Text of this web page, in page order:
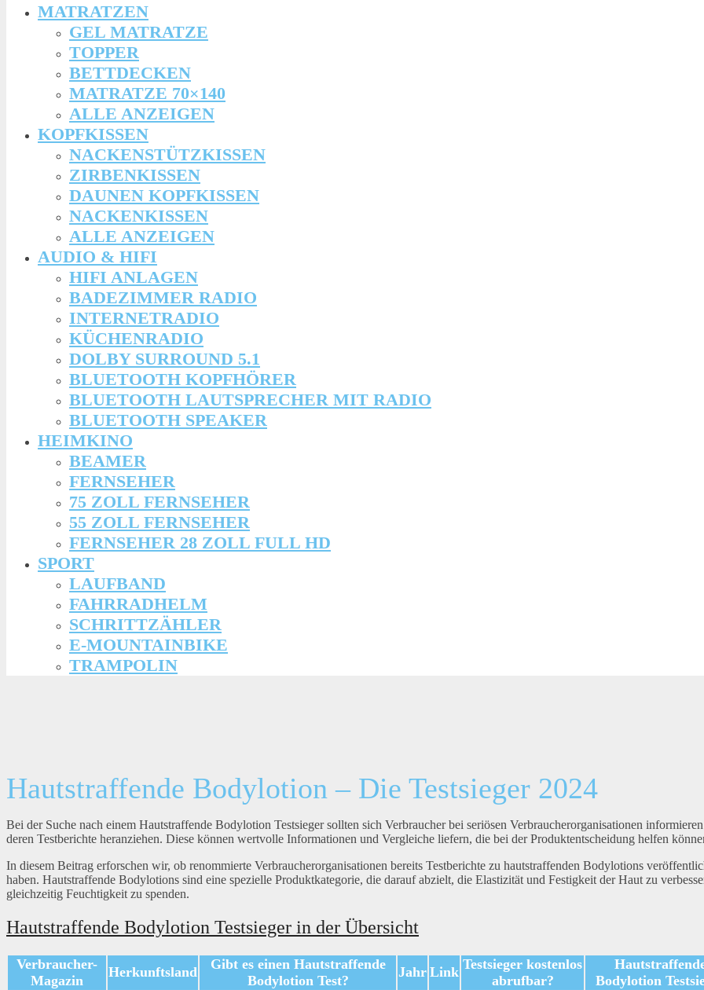
MATRATZEN
GEL MATRATZE
TOPPER
BETTDECKEN
MATRATZE 70×140
ALLE ANZEIGEN
KOPFKISSEN
NACKENSTÜTZKISSEN
ZIRBENKISSEN
DAUNEN KOPFKISSEN
NACKENKISSEN
ALLE ANZEIGEN
AUDIO & HIFI
HIFI ANLAGEN
BADEZIMMER RADIO
INTERNETRADIO
KÜCHENRADIO
DOLBY SURROUND 5.1
BLUETOOTH KOPFHÖRER
BLUETOOTH LAUTSPRECHER MIT RADIO
BLUETOOTH SPEAKER
HEIMKINO
BEAMER
FERNSEHER
75 ZOLL FERNSEHER
55 ZOLL FERNSEHER
FERNSEHER 28 ZOLL FULL HD
SPORT
LAUFBAND
FAHRRADHELM
SCHRITTZÄHLER
E-MOUNTAINBIKE
TRAMPOLIN
Hautstraffende Bodylotion – Die Testsieger 2024
Bei der Suche nach einem Hautstraffende Bodylotion Testsieger sollten sich Verbraucher bei seriösen Verbraucherorganisationen
deren Testberichte heranziehen. Diese können wertvolle Informationen und Vergleiche liefern, die bei der Produktentscheidung helfen
In diesem Beitrag erforschen wir, ob renommierte Verbraucherorganisationen bereits Testberichte zu hautstraffenden Bodylotions
haben. Hautstraffende Bodylotions sind eine spezielle Produktkategorie, die darauf abzielt, die Elastizität und Festigkeit der Haut zu
gleichzeitig Feuchtigkeit zu spenden.
Hautstraffende Bodylotion Testsieger in der Übersicht
Verbraucher-
Magazin
Herkunftsland
Gibt es einen Hautstraffende
Bodylotion Test?
Jahr Link Testsieger kostenlos
abrufbar?
Bodylotion